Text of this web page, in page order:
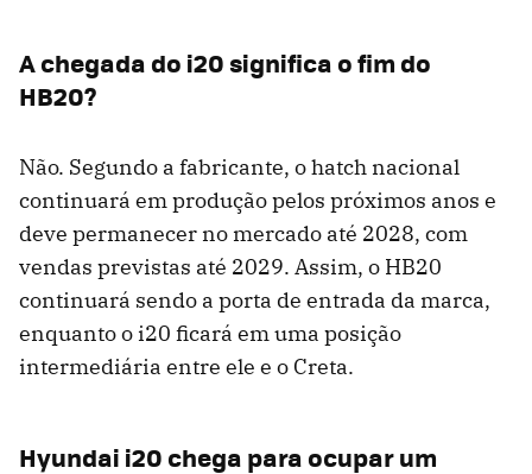
A chegada do i20 significa o fim do
HB20?
Não. Segundo a fabricante, o hatch nacional
continuará em produção pelos próximos anos e
deve permanecer no mercado até 2028, com
vendas previstas até 2029. Assim, o HB20
continuará sendo a porta de entrada da marca,
enquanto o i20 ficará em uma posição
intermediária entre ele e o Creta.
Hyundai i20 chega para ocupar um